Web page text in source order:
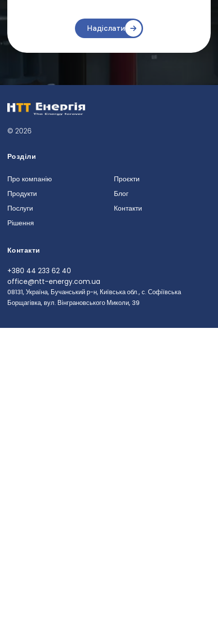
Надіслати
© 2026
Розділи
Про компанію
Продукти
Послуги
Рішення
Проєкти
Блог
Контакти
Контакти
+380 44 233 62 40
office@ntt-energy.com.ua
08131, Україна, Бучанський р-н, Київська обл., с. Софіївська
Борщагівка, вул. Вінграновського Миколи, 39